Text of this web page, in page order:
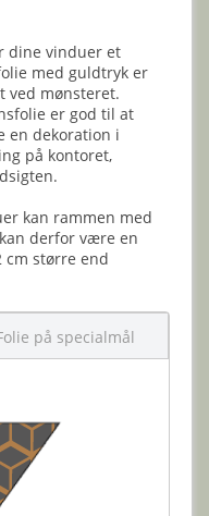
dine vinduer et
med guldtryk er
ved mønsteret.
er god til at
en dekoration i
på kontoret,
kan rammen med
derfor være en
cm større end
på specialmål